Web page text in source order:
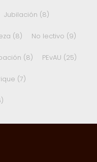
Jubilación (8)
(8) No lectivo (9)
(8) PEvAU (25)
(7)